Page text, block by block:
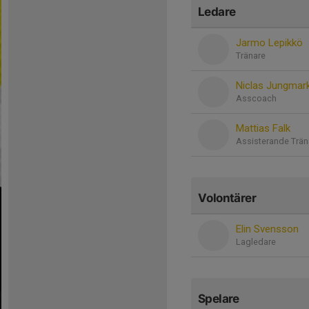
Ledare
Jarmo Lepikkö
Tränare
Niclas
Asscoach
Mattias Falk
Assisterande
Volontärer
Elin Svensson
Lagledare
Spelare